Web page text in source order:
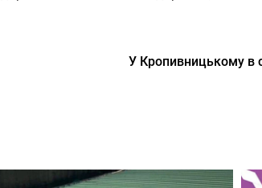
У Кропивницькому в